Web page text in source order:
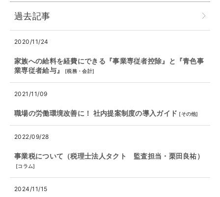
過去記事
2020/11/24
家族への給料を経費にできる『事業専従者控除』と『青色事
業専従者給与』
[税務・会計]
2021/11/09
職場の労働環境改善に！ 社内提案制度の導入ガイド [その他]
2022/09/28
事業税について（税理士法人タクト 監査担当・栗田良祐）
[コラム]
2024/11/15